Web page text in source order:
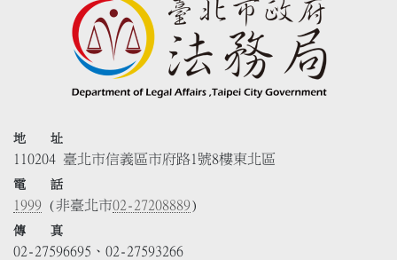
地 址
110204 臺北市信義區市府路1號8樓東北區
電 話
1999 (非臺北市02-27208889)
傳 真
02-27596695、02-27593266